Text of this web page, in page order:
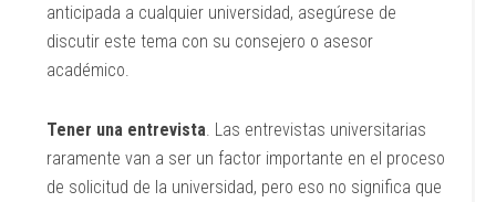
anticipada a cualquier universidad, asegúrese de
discutir este tema con su consejero o asesor
académico.
Tener una entrevista . Las entrevistas universitarias
raramente van a ser un factor importante en el proceso
de solicitud de la universidad, pero eso no significa que